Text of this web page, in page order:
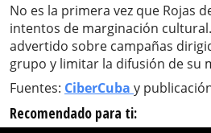
No es la primera vez que Rojas
intentos de marginación
advertido sobre campañas
grupo y limitar la difusión de su
Fuentes: CiberCuba y
Recomendado para ti: